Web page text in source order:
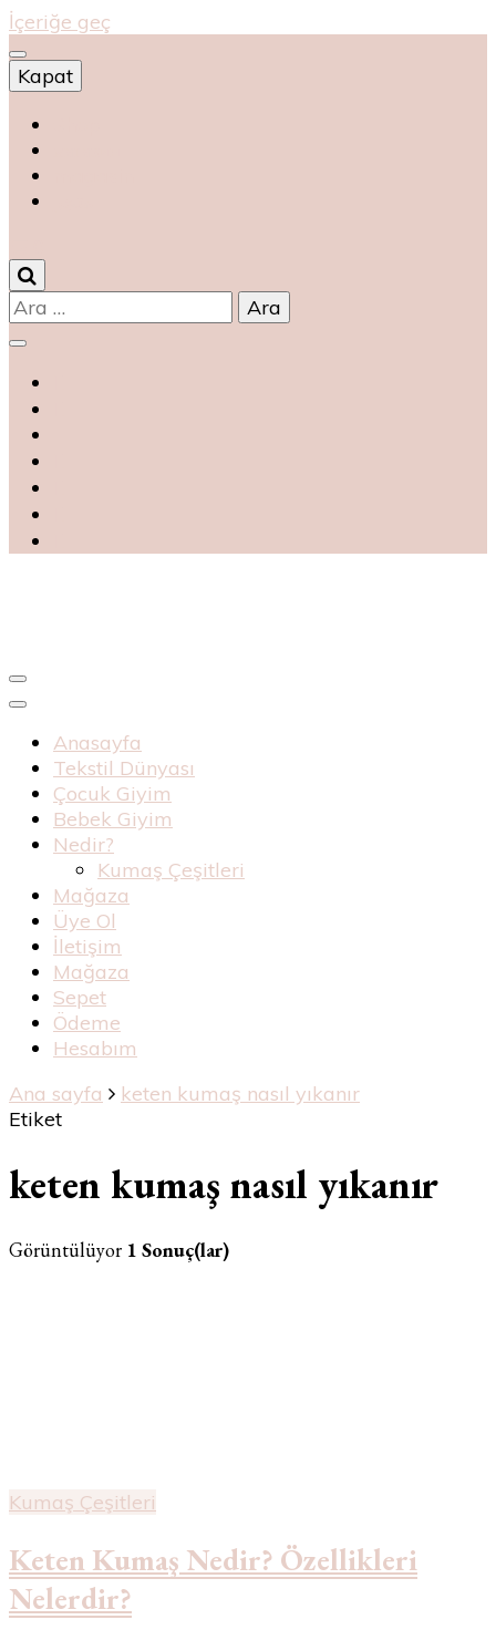
İçeriğe geç
Kapat
Arama:
Haknur Bebe
Anasayfa
Tekstil Dünyası
Çocuk Giyim
Bebek Giyim
Nedir?
Kumaş Çeşitleri
Mağaza
Üye Ol
İletişim
Mağaza
Sepet
Ödeme
Hesabım
Ana sayfa
keten kumaş nasıl yıkanır
Etiket
keten kumaş nasıl yıkanır
Görüntülüyor 1 Sonuç(lar)
Kumaş Çeşitleri
Keten Kumaş Nedir? Özellikleri
Nelerdir?